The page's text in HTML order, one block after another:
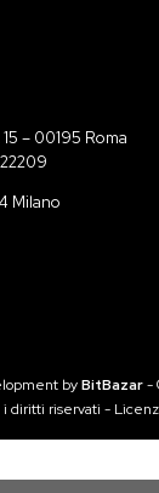
– 00195 Roma
Milano
byBitBazar-
i diritti riservati -